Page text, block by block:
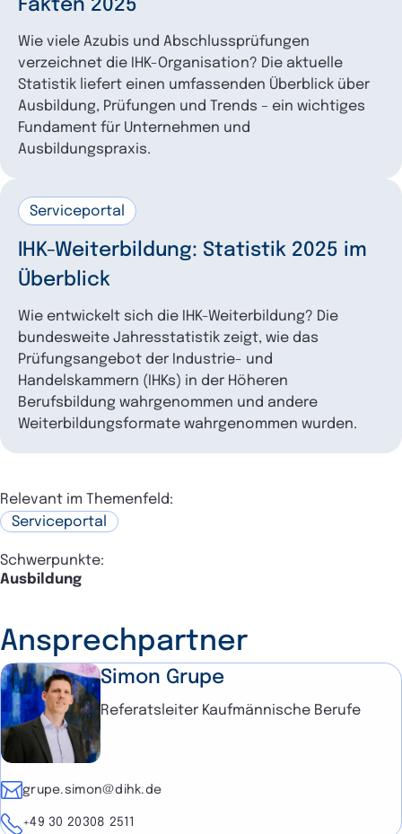
ermöglichen ökonomische, wirtschafts-
und betriebsnahe Prüfungen,
stärken die Selbstverwaltung der
regionalen Wirtschaft.
für
Prüfungen im industriell-technischen
Bereich :
bei der
Medienbereich
Fakten 2025
Wie viele Azubis und Abschlussprüfungen
verzeichnet die IHK-Organisation? Die aktuelle
Statistik liefert einen umfassenden Überblick über
Ausbildung, Prüfungen und Trends – ein wichtiges
Fundament für Unternehmen und
Ausbildungspraxis.
Serviceportal
IHK-Weiterbildung: Statistik 2025 im
Überblick
Wie entwickelt sich die IHK-Weiterbildung? Die
bundesweite Jahresstatistik zeigt, wie das
Prüfungsangebot der Industrie- und
Handelskammern (IHKs) in der Höheren
Berufsbildung wahrgenommen und andere
Weiterbildungsformate wahrgenommen wurden.
Relevant im Themenfeld:
Serviceportal
Schwerpunkte:
Ausbildung
Ansprechpartner
Simon Grupe
Referatsleiter Kaufmännische Berufe
E-Mailgrupe.simon@dihk.de
Telefon
+49 30 20308 2511